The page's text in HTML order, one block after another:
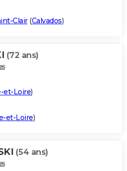
Clair(Calvados)
(72 ans)
et-Loire)
et-Loire)
(54 ans)